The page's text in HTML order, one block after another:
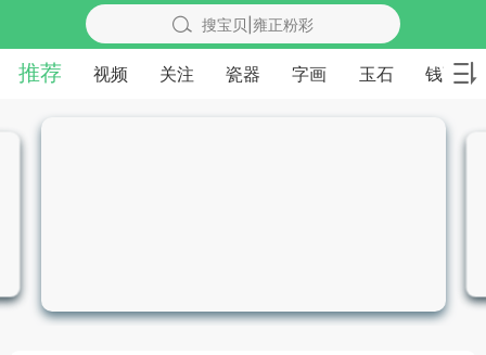
搜宝贝|雍正粉彩
推荐 视频 关注 瓷器 字画 玉石 钱币